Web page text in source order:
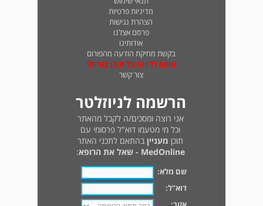
מדיניות פרטיות
הצהרת נגישות
פרסם אצלנו
אודותינו
בקשת מחיקת הודעה מהפורום
טופס לדיווח על תוכן בעייתי
צור קשר
הרשמה לניוזלטר
אני רוצה ומסכים/ה לקבל מהאתר
וכל מי מטעמו דוא"ל פרסומי עם
תוכן מעניין בהתאם לתכני האתר
MedOnline - שאל את הרופא
:
שם מלא:
דוא"ל: